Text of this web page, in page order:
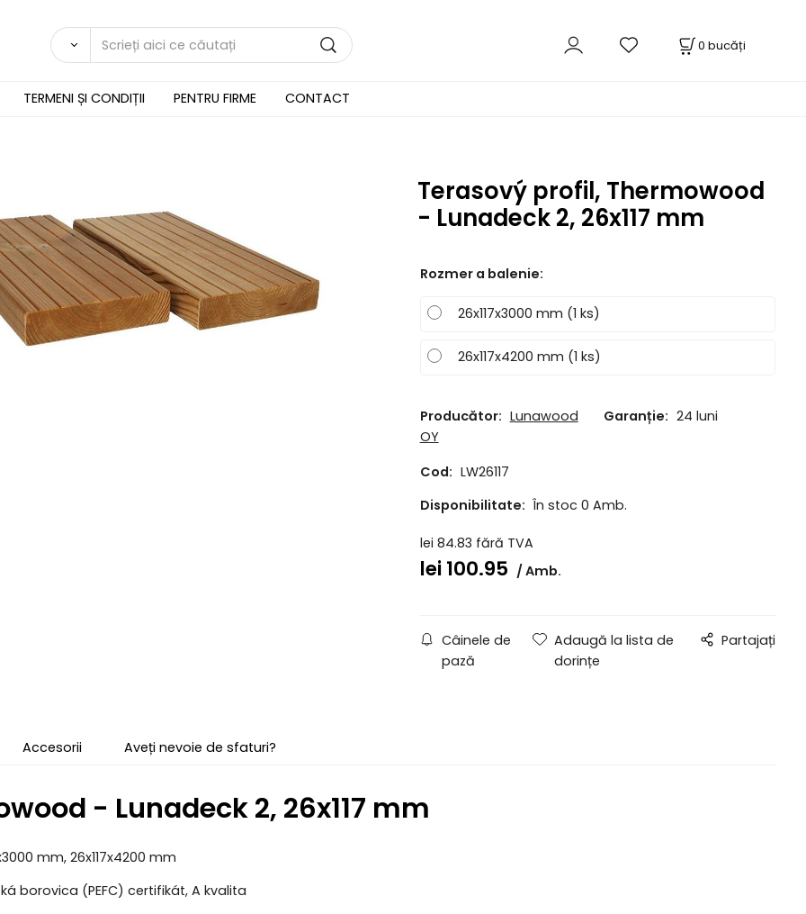
0 bucăți
TERMENI ȘI CONDIȚII PENTRU FIRME CONTACT
Terasový profil, Thermowood
- Lunadeck 2, 26x117 mm
Rozmer a balenie:
26x117x3000 mm (1 ks)
26x117x4200 mm (1 ks)
Producător: Lunawood
OY
Garanție: 24 luni
Cod: LW26117
Disponibilitate: În stoc 0 Amb.
lei 84.83 fără TVA
lei100.95 Amb.
Câinele de
pază
Adaugă la lista de
dorințe
Partajați
Accesorii Aveți nevoie de sfaturi?
- Lunadeck 2, 26x117 mm
mm, 26x117x4200 mm
borovica (PEFC) certifikát, A kvalita